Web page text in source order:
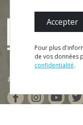
#ROT
Accepter
Pour plus
de vos données
confidentialité.